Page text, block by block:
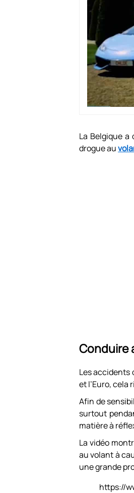
La Belgique
drogue au
Conduire
Les accidents
et l’Euro, cela
Afin de
surtout
matière à
La vidéo
au volant à
une grande
https://